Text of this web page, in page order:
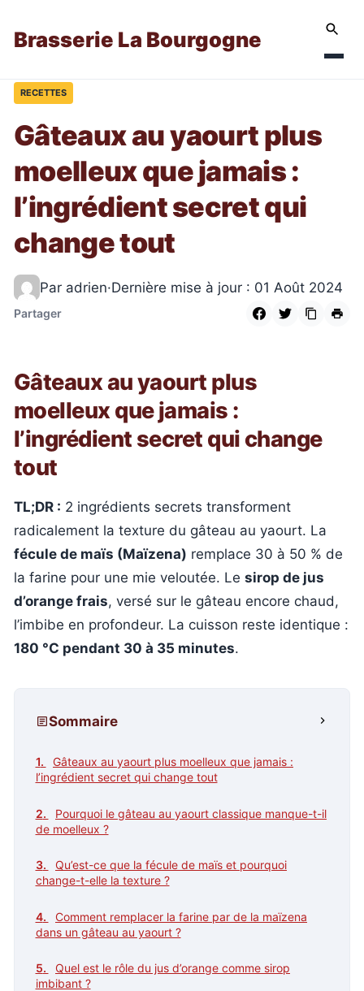
Brasserie La Bourgogne
RECETTES
Gâteaux au yaourt plus
moelleux que jamais :
l’ingrédient secret qui
change tout
Par adrien·Dernière mise à jour : 01 Août 2024
Partager
Gâteaux au yaourt plus
moelleux que jamais :
l’ingrédient secret qui change
tout
TL;DR : 2 ingrédients secrets transforment
radicalement la texture du gâteau au yaourt. La
fécule de maïs (Maïzena) remplace 30 à 50 % de
la farine pour une mie veloutée. Le sirop de jus
d’orange frais, versé sur le gâteau encore chaud,
l’imbibe en profondeur. La cuisson reste identique :
180 °C pendant 30 à 35 minutes.
Sommaire
Gâteaux au yaourt plus moelleux que jamais :
l’ingrédient secret qui change tout
Pourquoi le gâteau au yaourt classique manque-t-il
de moelleux ?
Qu’est-ce que la fécule de maïs et pourquoi
change-t-elle la texture ?
Comment remplacer la farine par de la maïzena
dans un gâteau au yaourt ?
Quel est le rôle du jus d’orange comme sirop
imbibant ?